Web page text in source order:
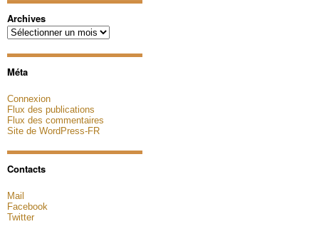
Archives
Archives
Méta
Connexion
Flux des publications
Flux des commentaires
Site de WordPress-FR
Contacts
Mail
Facebook
Twitter